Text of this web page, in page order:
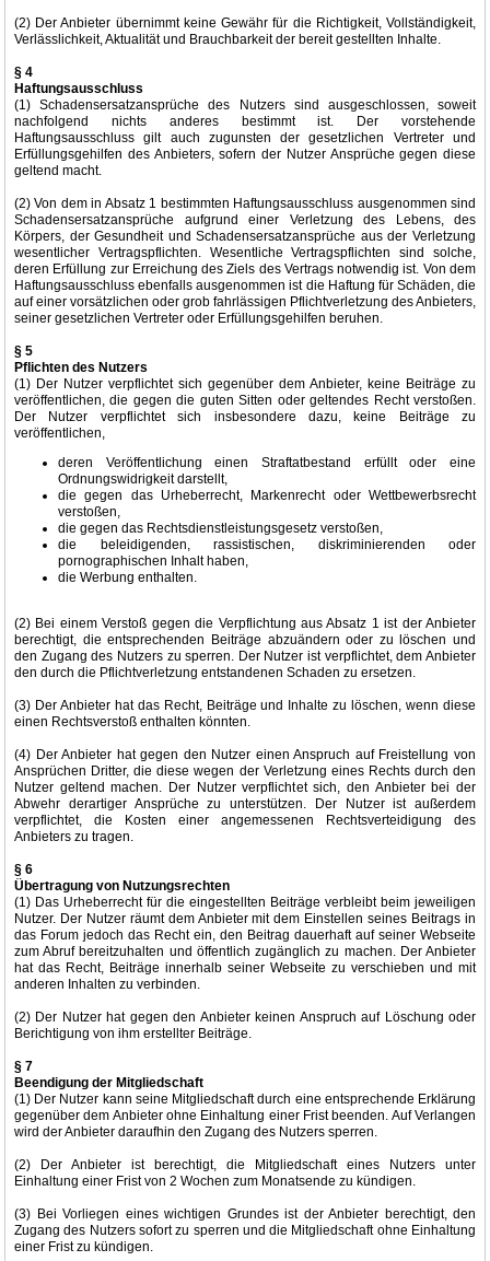
(2) Der Anbieter übernimmt keine Gewähr für die Richtigkeit, Vollständigkeit,
Verlässlichkeit, Aktualität und Brauchbarkeit der bereit gestellten Inhalte.
§ 4
Haftungsausschluss
(1) Schadensersatzansprüche des Nutzers sind ausgeschlossen, soweit
nachfolgend nichts anderes bestimmt ist. Der vorstehende
Haftungsausschluss gilt auch zugunsten der gesetzlichen Vertreter und
Erfüllungsgehilfen des Anbieters, sofern der Nutzer Ansprüche gegen diese
geltend macht.
(2) Von dem in Absatz 1 bestimmten Haftungsausschluss ausgenommen sind
Schadensersatzansprüche aufgrund einer Verletzung des Lebens, des
Körpers, der Gesundheit und Schadensersatzansprüche aus der Verletzung
wesentlicher Vertragspflichten. Wesentliche Vertragspflichten sind solche,
deren Erfüllung zur Erreichung des Ziels des Vertrags notwendig ist. Von dem
Haftungsausschluss ebenfalls ausgenommen ist die Haftung für Schäden, die
auf einer vorsätzlichen oder grob fahrlässigen Pflichtverletzung des Anbieters,
seiner gesetzlichen Vertreter oder Erfüllungsgehilfen beruhen.
§ 5
Pflichten des Nutzers
(1) Der Nutzer verpflichtet sich gegenüber dem Anbieter, keine Beiträge zu
veröffentlichen, die gegen die guten Sitten oder geltendes Recht verstoßen.
Der Nutzer verpflichtet sich insbesondere dazu, keine Beiträge zu
veröffentlichen,
deren Veröffentlichung einen Straftatbestand erfüllt oder eine
Ordnungswidrigkeit darstellt,
die gegen das Urheberrecht, Markenrecht oder Wettbewerbsrecht
verstoßen,
die gegen das Rechtsdienstleistungsgesetz verstoßen,
die beleidigenden, rassistischen, diskriminierenden oder
pornographischen Inhalt haben,
die Werbung enthalten.
(2) Bei einem Verstoß gegen die Verpflichtung aus Absatz 1 ist der Anbieter
berechtigt, die entsprechenden Beiträge abzuändern oder zu löschen und
den Zugang des Nutzers zu sperren. Der Nutzer ist verpflichtet, dem Anbieter
den durch die Pflichtverletzung entstandenen Schaden zu ersetzen.
(3) Der Anbieter hat das Recht, Beiträge und Inhalte zu löschen, wenn diese
einen Rechtsverstoß enthalten könnten.
(4) Der Anbieter hat gegen den Nutzer einen Anspruch auf Freistellung von
Ansprüchen Dritter, die diese wegen der Verletzung eines Rechts durch den
Nutzer geltend machen. Der Nutzer verpflichtet sich, den Anbieter bei der
Abwehr derartiger Ansprüche zu unterstützen. Der Nutzer ist außerdem
verpflichtet, die Kosten einer angemessenen Rechtsverteidigung des
Anbieters zu tragen.
§ 6
Übertragung von Nutzungsrechten
(1) Das Urheberrecht für die eingestellten Beiträge verbleibt beim jeweiligen
Nutzer. Der Nutzer räumt dem Anbieter mit dem Einstellen seines Beitrags in
das Forum jedoch das Recht ein, den Beitrag dauerhaft auf seiner Webseite
zum Abruf bereitzuhalten und öffentlich zugänglich zu machen. Der Anbieter
hat das Recht, Beiträge innerhalb seiner Webseite zu verschieben und mit
anderen Inhalten zu verbinden.
(2) Der Nutzer hat gegen den Anbieter keinen Anspruch auf Löschung oder
Berichtigung von ihm erstellter Beiträge.
§ 7
Beendigung der Mitgliedschaft
(1) Der Nutzer kann seine Mitgliedschaft durch eine entsprechende Erklärung
gegenüber dem Anbieter ohne Einhaltung einer Frist beenden. Auf Verlangen
wird der Anbieter daraufhin den Zugang des Nutzers sperren.
(2) Der Anbieter ist berechtigt, die Mitgliedschaft eines Nutzers unter
Einhaltung einer Frist von 2 Wochen zum Monatsende zu kündigen.
(3) Bei Vorliegen eines wichtigen Grundes ist der Anbieter berechtigt, den
Zugang des Nutzers sofort zu sperren und die Mitgliedschaft ohne Einhaltung
einer Frist zu kündigen.